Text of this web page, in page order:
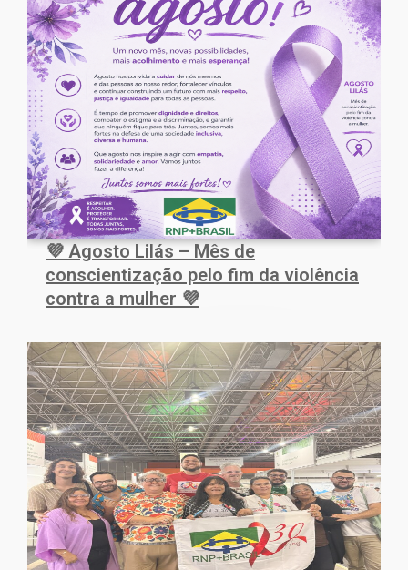
💜 Agosto Lilás – Mês de
conscientização pelo fim da violência
contra a mulher 💜